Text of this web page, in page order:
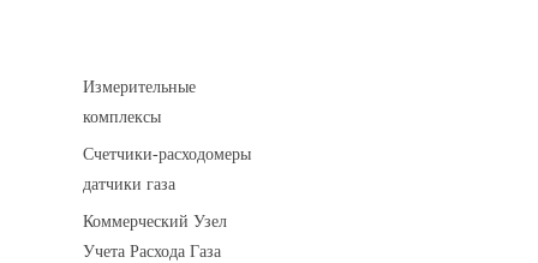
Измерительные
комплексы
Счетчики-расходомеры
датчики газа
Коммерческий Узел
Учета Расхода Газа